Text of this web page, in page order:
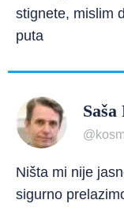
stignete, mislim
puta
Ništa mi nije
sigurno